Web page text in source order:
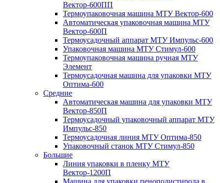
Вектор-600ПП
Термоупаковочная машина МТУ Вектор-600
Автоматическая упаковочная машина МТУ
Вектор-600П
Термоусадочный аппарат МТУ Импульс-600
Упаковочная машина МТУ Стимул-600
Термоупаковочная машина ручная МТУ
Элемент
Термоусадочная машина для упаковки МТУ
Оптима-600
Средние
Автоматическая машина для упаковки МТУ
Вектор-850П
Термоусадочный упаковочный аппарат МТУ
Импульс-850
Термоусадочная линия МТУ Оптима-850
Упаковочный станок МТУ Стимул-850
Большие
Линия упаковки в пленку МТУ
Вектор-1200П
Машина для упаковки пенополистирола в